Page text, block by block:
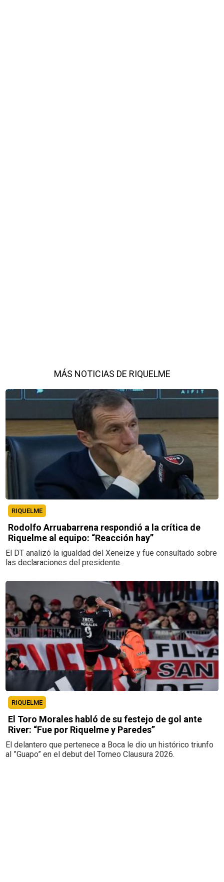
MÁS NOTICIAS DE RIQUELME
RIQUELME
Rodolfo Arruabarrena respondió a la crítica de
Riquelme al equipo: “Reacción hay”
El DT analizó la igualdad del Xeneize y fue consultado sobre
las declaraciones del presidente.
RIQUELME
El Toro Morales habló de su festejo de gol ante
River: “Fue por Riquelme y Paredes”
El delantero que pertenece a Boca le dio un histórico triunfo
al ”Guapo” en el debut del Torneo Clausura 2026.